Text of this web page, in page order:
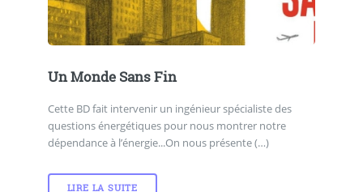
Un Monde Sans Fin
Cette BD fait intervenir un ingénieur spécialiste des
questions énergétiques pour nous montrer notre
dépendance à l’énergie...On nous présente (…)
LIRE LA SUITE